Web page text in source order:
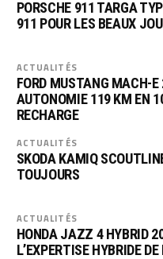
PORSCHE 911 TARGA
911 POUR LES BEAUX
ACTUALITÉS
FORD MUSTANG MACH-E
AUTONOMIE 119 KM EN
RECHARGE
ACTUALITÉS
SKODA KAMIQ
TOUJOURS
ACTUALITÉS
HONDA JAZZ 4 HYBRID
L’EXPERTISE HYBRIDE